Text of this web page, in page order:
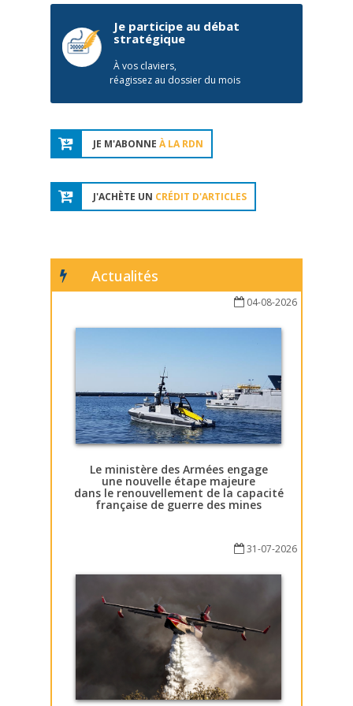
Je participe au débat
stratégique
À vos claviers,
réagissez au dossier du mois
JE M'ABONNE À LA RDN
J'ACHÈTE UN CRÉDIT D'ARTICLES
Actualités
04-08-2026
Le ministère des Armées engage
une nouvelle étape majeure
dans le renouvellement de la capacité
française de guerre des mines
31-07-2026